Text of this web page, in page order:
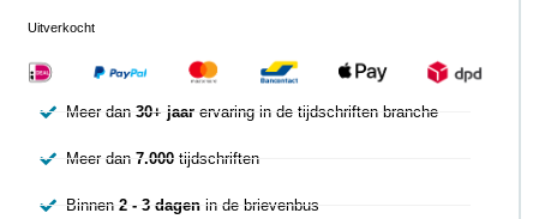
Uitverkocht
Meer dan30+ jaar ervaring in de tijdschriften branche
Meer dan7.000 tijdschriften
Binnen2 - 3 dagen in de brievenbus